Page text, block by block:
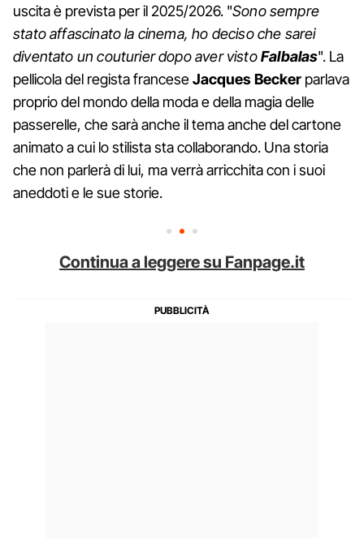
uscita è prevista per il 2025/2026. "Sono sempre
stato affascinato la cinema, ho deciso che sarei
diventato un couturier dopo aver vistoFalbalas". La
pellicola del regista franceseJacquesBecker parlava
proprio del mondo della moda e della magia delle
passerelle, che sarà anche il tema anche del cartone
animato a cui lo stilista sta collaborando. Una storia
che non parlerà di lui, ma verrà arricchita con i suoi
aneddoti e le sue storie.
Continua a leggere su Fanpage.it